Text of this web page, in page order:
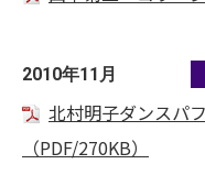
2010年11月
北村明子ダンスパ
（PDF/270KB）